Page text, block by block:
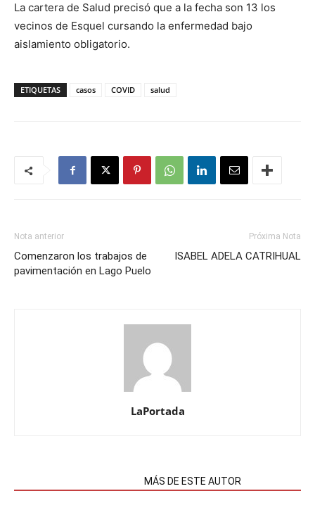
La cartera de Salud precisó que a la fecha son 13 los
vecinos de Esquel cursando la enfermedad bajo
aislamiento obligatorio.
ETIQUETAS casos COVID salud
Nota anterior
Comenzaron los trabajos de
pavimentación en Lago Puelo
Próxima Nota
ISABEL ADELA CATRIHUAL
LaPortada
MÁS DE ESTE AUTOR